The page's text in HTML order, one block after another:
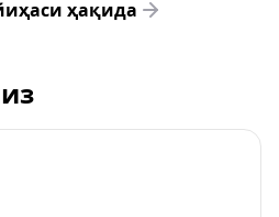
ҳақида